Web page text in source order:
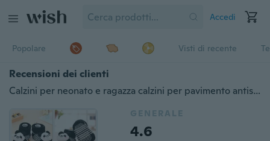
Accedi
Popolare Visti di recente
Recensioni dei clienti
Calzini per neonato e ragazza calzini per pavimento antiscivolo in cartone animato neonato 6-18 mesi testa di animale simpatico cartone animato per neonati
GENERALE
4.6